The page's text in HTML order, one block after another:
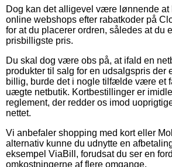
Dog kan det alligevel være lønnende
online webshops efter rabatkoder på
for at du placerer ordren, således at du
prisbilligste pris.
Du skal dog være obs på, at ifald en
produkter til salg for en udsalgspris der
billig, burde det i nogle tilfælde være et
uægte netbutik. Kortbestillinger er
reglement, der redder os imod
nettet.
Vi anbefaler shopping med kort eller
alternativ kunne du udnytte en
eksempel ViaBill, forudsat du ser en
omkostningerne af flere omgange.